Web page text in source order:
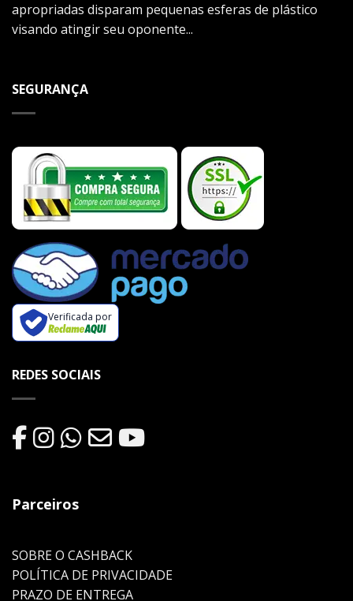
apropriadas disparam pequenas esferas de plástico
visando atingir seu oponente...
SEGURANÇA
Verificada por
REDES SOCIAIS
Parceiros
SOBRE O CASHBACK
POLÍTICA DE PRIVACIDADE
PRAZO DE ENTREGA